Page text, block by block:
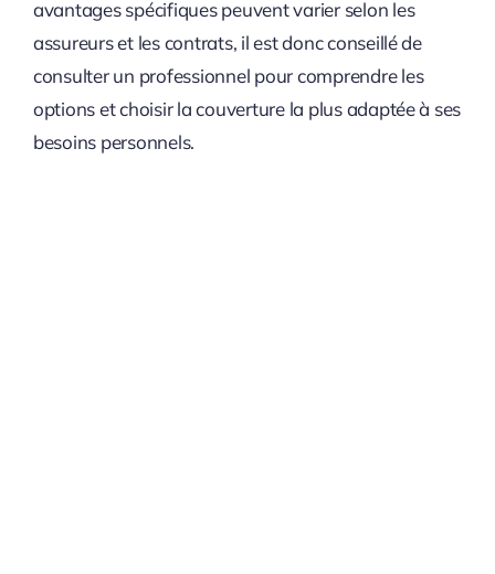
avantages spécifiques peuvent varier selon les
assureurs et les contrats, il est donc conseillé de
consulter un professionnel pour comprendre les
options et choisir la couverture la plus adaptée à ses
besoins personnels.